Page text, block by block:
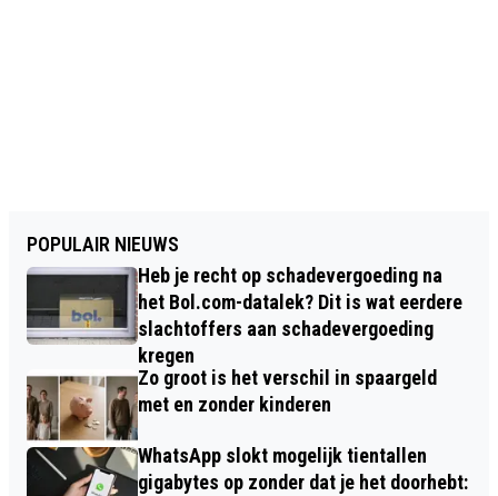
POPULAIR NIEUWS
Heb je recht op schadevergoeding na
het Bol.com-datalek? Dit is wat eerdere
slachtoffers aan schadevergoeding
kregen
Zo groot is het verschil in spaargeld
met en zonder kinderen
WhatsApp slokt mogelijk tientallen
gigabytes op zonder dat je het doorhebt: